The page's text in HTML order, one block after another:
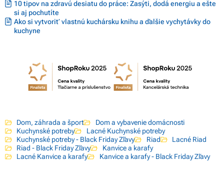
10 tipov na zdravú desiatu do práce: Zasýti, dodá energiu a ešte
si aj pochutíte
Ako si vytvoriť vlastnú kuchársku knihu a ďalšie vychytávky do
kuchyne
Dom, záhrada a šport
Dom a vybavenie domácnosti
Kuchynské potreby
Lacné Kuchynské potreby
Kuchynské potreby - Black Friday Zľavy
Riad
Lacné Riad
Riad - Black Friday Zľavy
Kanvice a karafy
Lacné Kanvice a karafy
Kanvice a karafy - Black Friday Zľavy